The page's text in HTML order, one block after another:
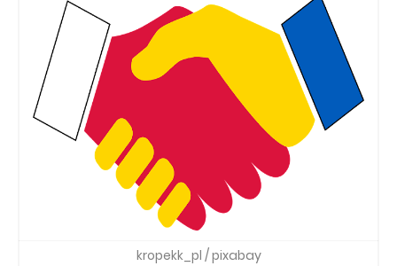
kropekk_pl / pixabay